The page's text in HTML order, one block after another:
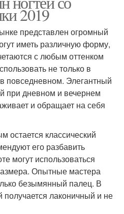
2019
представлен огромный
иметь различную форму,
с любым оттенком
не только в
повседневном. Элегантный
при дневном и вечернем
и обращает на себя
остается классический
его разбавить
могут использоваться
Опытные мастера
безымянный палец. В
получается лаконичный и не